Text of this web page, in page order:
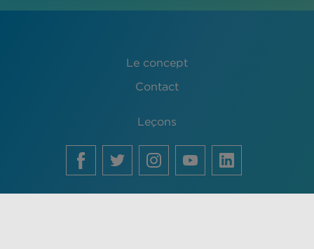
Le concept
Contact
Leçons